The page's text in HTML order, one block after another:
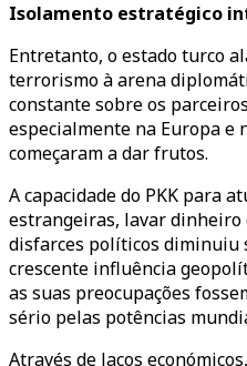
Isolamento estratégico
Entretanto, o estado turco
terrorismo à arena
constante sobre os
especialmente na Europa e
começaram a dar frutos.
A capacidade do PKK para
estrangeiras, lavar
disfarces políticos diminuiu
crescente influência
as suas preocupações
sério pelas potências
Através de laços